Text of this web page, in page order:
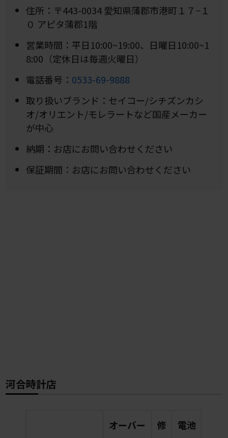
住所：〒443-0034 愛知県蒲郡市港町１７−１
０ アピタ蒲郡1階
営業時間：平日10:00~19:00、日曜日10:00~1
8:00（定休日は毎週火曜日）
電話番号： 0533-69-9888
取り扱いブランド：セイコー/シチズンカシ
オ/オリエント/モレラートなど国産メーカー
が中心
納期：お店にお問い合わせください
保証期間：お店にお問い合わせください
河合時計店
オーバー
修
電池